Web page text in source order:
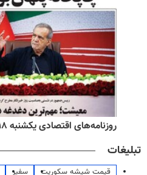
روزنامه‌های اقتصادی یکشنبه ۱۸ مرداد ۱۴۰۵
تبلیغات
قیمت شیشه سکوریت سفیر